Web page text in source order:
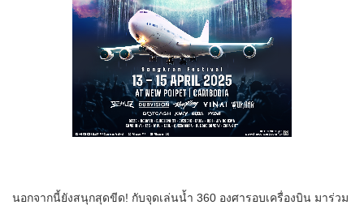
นอกจากนี้ยังสนุกสุดขีด! กับจุดเล่นน้ำ 360 องศารอบเครื่องบิน มาร่วม